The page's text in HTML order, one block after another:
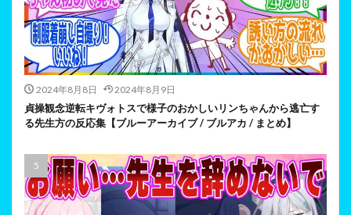
2024年8月8日 2024年8月9日
貞操観念逆転キヴォトスで様子のおかしいリンちゃんから逃亡す
る先生方の反応集【ブルーアーカイブ / ブルアカ / まとめ】